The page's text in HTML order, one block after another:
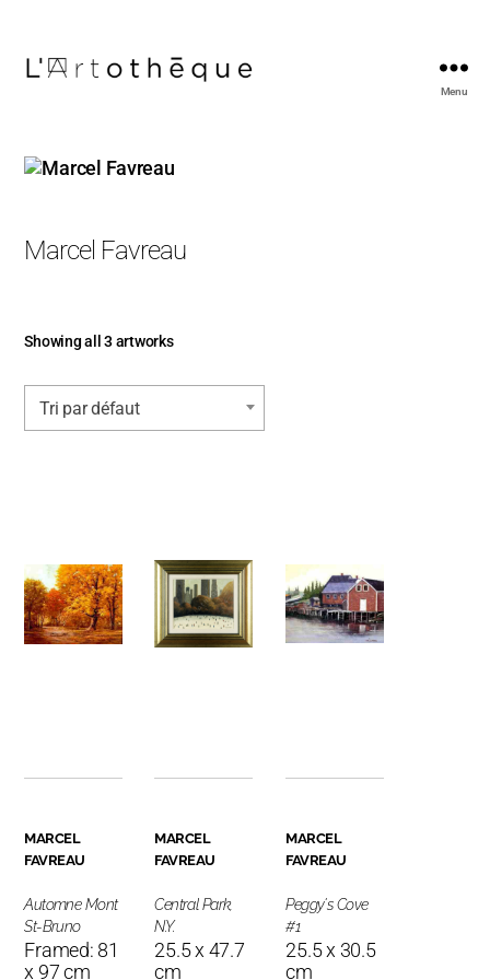
Menu
Marcel Favreau
Showing all 3 artworks
Tri par défaut
MARCEL
FAVREAU
Automne Mont
St-Bruno
Framed: 81
x 97 cm
MARCEL
FAVREAU
Central Park,
N.Y.
25.5 x 47.7
cm
MARCEL
FAVREAU
Peggy's Cove
#1
25.5 x 30.5
cm